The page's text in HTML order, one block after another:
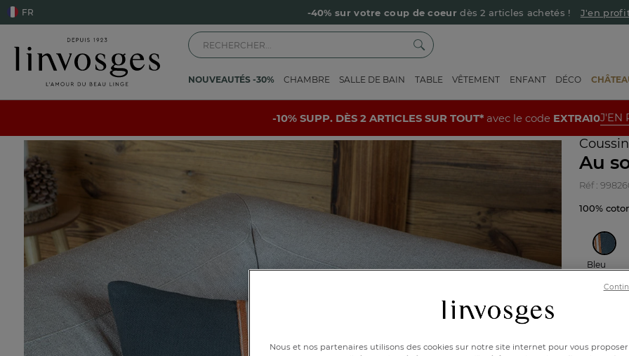
-40% sur votre coup de coeurdès 2 articles achetés ! J'en
Livraison offerte dès 90€ d’achat
Retour offert avec Colissimo* !
Payez en 3x ou 4x sans frais avec Alma
Le parrainage Linvosges : offrez 15€, recevez 15€ !
-10% supp. dès 2 articles avec le codeEXTRA10 J'en profite
FR
NOUVEAUTÉS -30% CHAMBRE SALLE DE BAIN TABLE VÊTEMENT ENFANT DÉCO
-10% SUPP. DÈS 2 ARTICLES SUR TOUT* avec le codeEXTRA10J'EN
Au
Réf :
100%
Bleu
Nous et nos partenaires utilisons des cookies sur notre site internet pour vous